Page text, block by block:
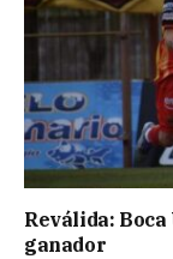
Reválida:
ganador